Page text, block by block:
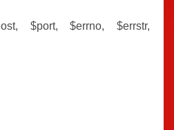
$port, $errno, $errstr,